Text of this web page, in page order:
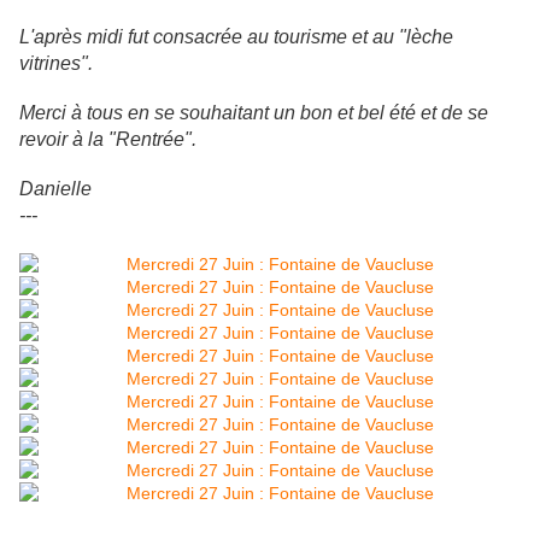
L'après midi fut consacrée au tourisme et au "lèche
vitrines".
Merci à tous en se souhaitant un bon et bel été et de se
revoir à la "Rentrée".
Danielle
---